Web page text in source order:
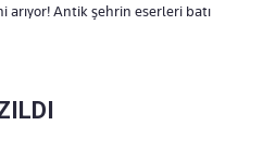
arıyor! Antik şehrin eserleri batı